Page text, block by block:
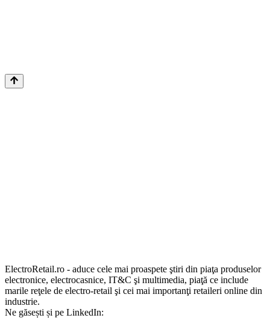
ElectroRetail.ro - aduce cele mai proaspete ştiri din piaţa produselor
electronice, electrocasnice, IT&C şi multimedia, piaţă ce include
marile reţele de electro-retail şi cei mai importanţi retaileri online din
industrie.
Ne găsești și pe LinkedIn: